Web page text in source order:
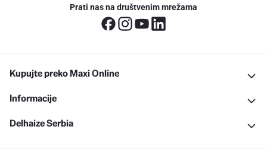
Prati nas na društvenim mrežama
Kupujte preko Maxi Online
Informacije
Delhaize Serbia